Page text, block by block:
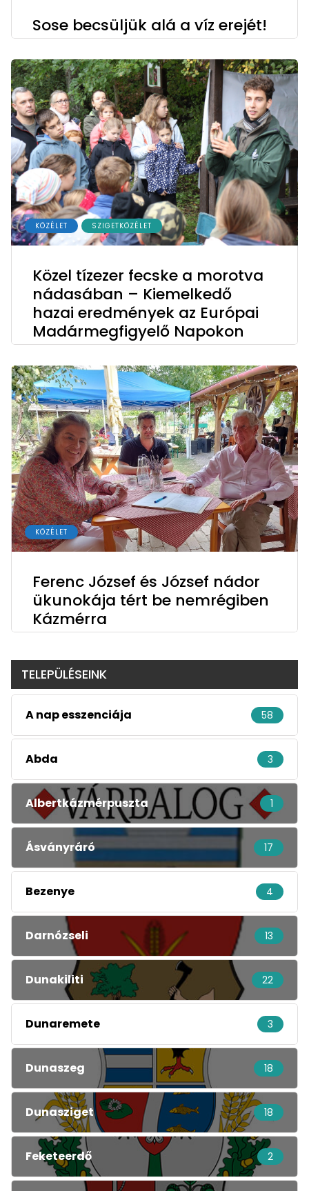
Sose becsüljük alá a víz erejét!
KÖZÉLET SZIGETKÖZÉLET
Közel tízezer fecske a morotva
nádasában – Kiemelkedő
hazai eredmények az Európai
Madármegfigyelő Napokon
KÖZÉLET
Ferenc József és József nádor
ükunokája tért be nemrégiben
Kázmérra
TELEPÜLÉSEINK
A nap esszenciája 58
Abda 3
Albertkázmérpuszta 1
Ásványráró 17
Bezenye 4
Darnózseli 13
Dunakiliti 22
Dunaremete 3
Dunaszeg 18
Dunasziget 18
Feketeerdő 2